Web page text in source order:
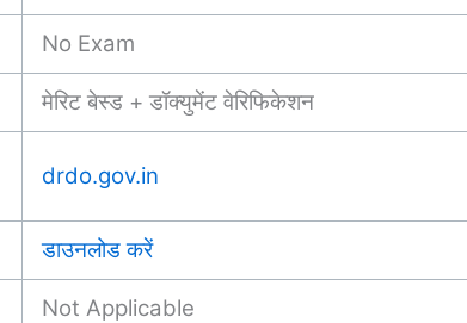
No Exam
मेरिट बेस्ड + डॉक्युमेंट वेरिफिकेशन
drdo.gov.in
डाउनलोड करें
Not Applicable